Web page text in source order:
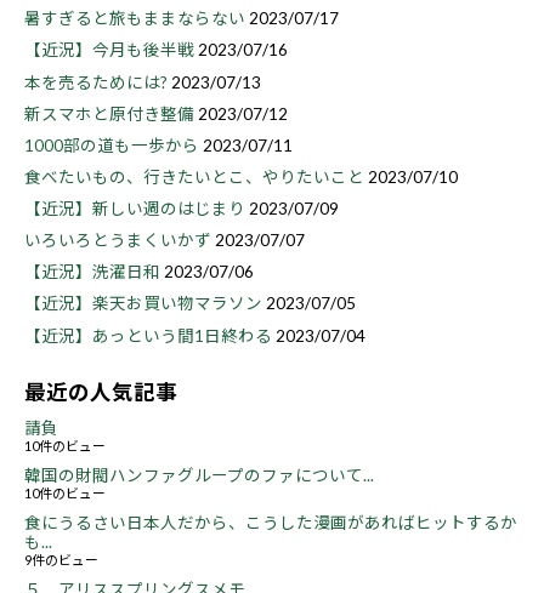
暑すぎると旅もままならない 2023/07/17
【近況】今月も後半戦2023/07/16
本を売るためには? 2023/07/13
新スマホと原付き整備 2023/07/12
1000部の道も一歩から 2023/07/11
食べたいもの、行きたいとこ、やりたいこと 2023/07/10
【近況】新しい週のはじまり 2023/07/09
いろいろとうまくいかず 2023/07/07
【近況】洗濯日和 2023/07/06
【近況】楽天お買い物マラソン 2023/07/05
【近況】あっという間1日終わる 2023/07/04
最近の人気記事
請負
10件のビュー
韓国の財閥ハンファグループのファについて...
10件のビュー
食にうるさい日本人だから、こうした漫画があればヒットするか
も...
9件のビュー